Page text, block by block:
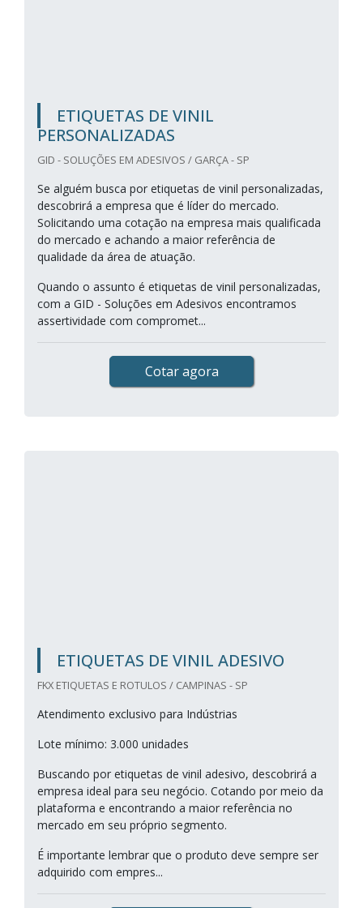
ETIQUETAS DE VINIL
PERSONALIZADAS
GID - SOLUÇÕES EM ADESIVOS / GARÇA - SP
Se alguém busca por etiquetas de vinil personalizadas,
descobrirá a empresa que é líder do mercado.
Solicitando uma cotação na empresa mais qualificada
do mercado e achando a maior referência de
qualidade da área de atuação.
Quando o assunto é etiquetas de vinil personalizadas,
com a GID - Soluções em Adesivos encontramos
assertividade com compromet...
Cotar agora
ETIQUETAS DE VINIL ADESIVO
FKX ETIQUETAS E ROTULOS / CAMPINAS - SP
Atendimento exclusivo para Indústrias
Lote mínimo: 3.000 unidades
Buscando por etiquetas de vinil adesivo, descobrirá a
empresa ideal para seu negócio. Cotando por meio da
plataforma e encontrando a maior referência no
mercado em seu próprio segmento.
É importante lembrar que o produto deve sempre ser
adquirido com empres...